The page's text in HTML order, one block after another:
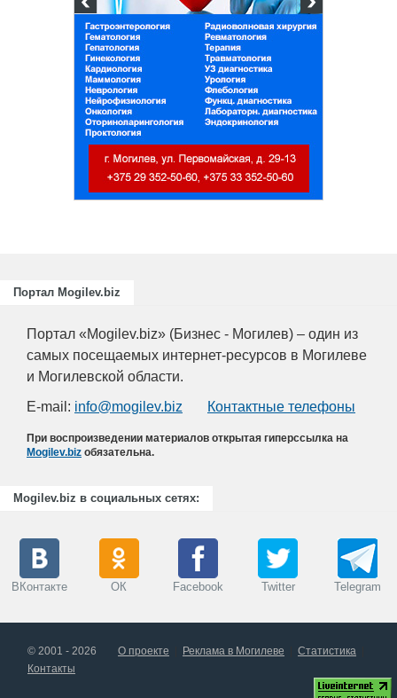
Портал Mogilev.biz
Портал «Mogilev.biz» (Бизнес - Могилев) – один из
самых посещаемых интернет-ресурсов в Могилеве
и Могилевской области.
E-mail: info@mogilev.biz Контактные телефоны
При воспроизведении материалов открытая гиперссылка на
Mogilev.biz обязательна.
Mogilev.biz в социальных сетях:
ВКонтакте ОК Facebook Twitter Telegram
© 2001 - 2026 О проекте Реклама в Могилеве
Статистика
Контакты